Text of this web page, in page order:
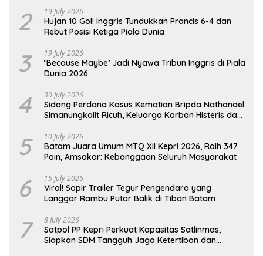
2 19 July 2026
Hujan 10 Gol! Inggris Tundukkan Prancis 6-4 dan
Rebut Posisi Ketiga Piala Dunia
3 19 July 2026
‘Because Maybe’ Jadi Nyawa Tribun Inggris di Piala
Dunia 2026
4 30 July 2026
Sidang Perdana Kasus Kematian Bripda Nathanael
Simanungkalit Ricuh, Keluarga Korban Histeris dan
5 10 July 2026
Batam Juara Umum MTQ XII Kepri 2026, Raih 347
Poin, Amsakar: Kebanggaan Seluruh Masyarakat
6 15 July 2026
Viral! Sopir Trailer Tegur Pengendara yang
Langgar Rambu Putar Balik di Tiban Batam
7 8 July 2026
Satpol PP Kepri Perkuat Kapasitas Satlinmas,
Siapkan SDM Tangguh Jaga Ketertiban dan